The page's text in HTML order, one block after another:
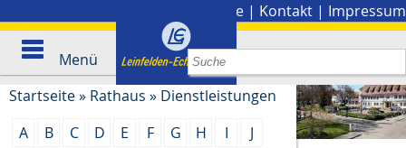
Presse | Kontakt | Impressum
Menü
Startseite» Rathaus » Dienstleistungen
A
B C D E F G H I
J